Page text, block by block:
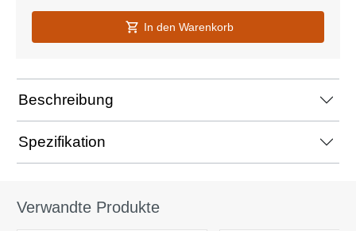
In den Warenkorb
Beschreibung
Spezifikation
Verwandte Produkte